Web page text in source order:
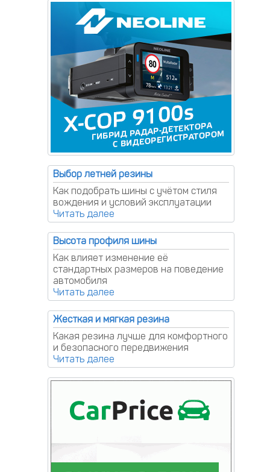
Выбор летней резины
Как подобрать шины с учётом стиля
вождения и условий эксплуатации
Высота профиля шины
Как влияет изменение её
стандартных размеров на поведение
автомобиля
Жесткая и мягкая резина
Какая резина лучше для комфортного
и безопасного передвижения